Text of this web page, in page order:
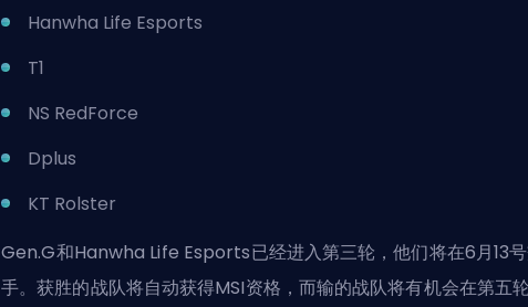
Hanwha Life Esports
T1
NS RedForce
Dplus
KT Rolster
Gen.G和Hanwha Life Esports已经进入第三轮，他们将在6月13
手。获胜的战队将自动获得MSI资格，而输的战队将有机会在第五